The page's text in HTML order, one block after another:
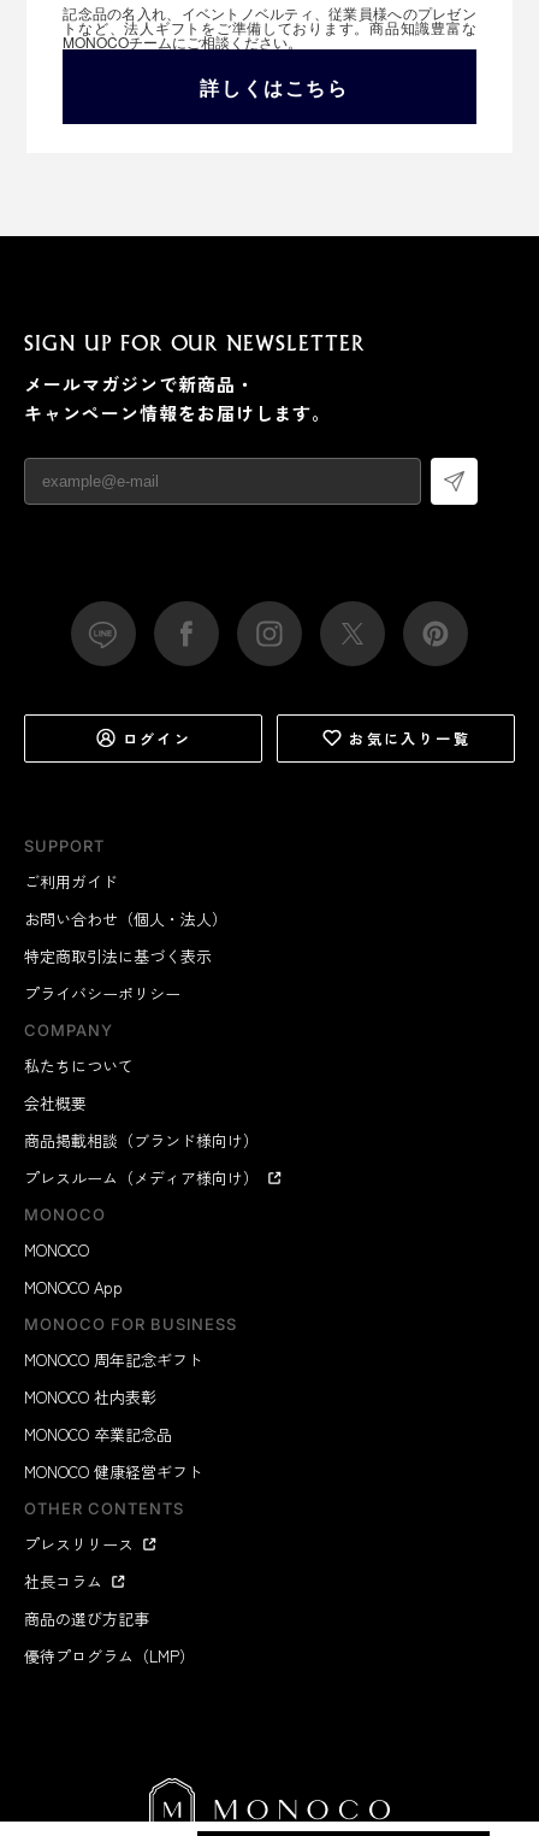
記念品の名入れ、イベントノベルティ、従業員様へのプレゼン
トなど、法人ギフトをご準備しております。商品知識豊富な
MONOCOチームにご相談ください。
詳しくはこちら
SUPPORT
ご利用ガイド
お問い合わせ（個人・法人）
特定商取引法に基づく表示
プライバシーポリシー
COMPANY
私たちについて
会社概要
商品掲載相談（ブランド様向け）
プレスルーム（メディア様向け）
MONOCO
MONOCO
MONOCO App
MONOCO FOR BUSINESS
MONOCO 周年記念ギフト
MONOCO 社内表彰
MONOCO 卒業記念品
MONOCO 健康経営ギフト
OTHER CONTENTS
プレスリリース
社長コラム
商品の選び方記事
優待プログラム（LMP）
SIGN UP FOR OUR NEWSLETTER
メールマガジンで新商品・
キャンペーン情報をお届けします。
ログイン お気に入り一覧